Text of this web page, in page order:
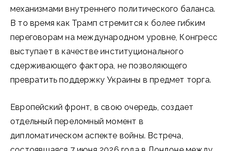
механизмами внутреннего политического баланса.
В то время как Трамп стремится к более гибким
переговорам на международном уровне, Конгресс
выступает в качестве институционального
сдерживающего фактора, не позволяющего
превратить поддержку Украины в предмет торга.
Европейский фронт, в свою очередь, создает
отдельный переломный момент в
дипломатическом аспекте войны. Встреча,